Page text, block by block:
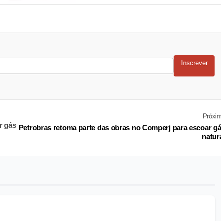
Inscrever
gás Petrobras retoma parte das obras no Comperj para escoar